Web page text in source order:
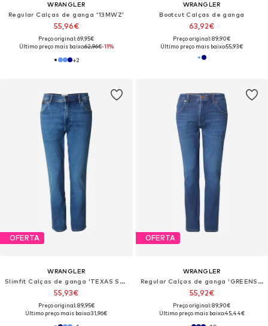
WRANGLER
Regular Calças de ganga '13MWZ'
55,96€
Preço original: 69,95€
Último preço mais baixo:62,96€-11%
+2
WRANGLER
Bootcut Calças de ganga
63,92€
Preço original: 89,90€
Último preço mais baixo:55,93€
OFERTA
WRANGLER
Slimfit Calças de ganga 'TEXAS SLIM'
55,93€
Preço original: 89,95€
Último preço mais baixo:31,96€
OFERTA
WRANGLER
Regular Calças de ganga 'GREENSBORO'
55,92€
Preço original: 89,90€
Último preço mais baixo:45,44€